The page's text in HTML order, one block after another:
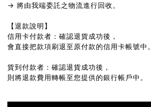
→ 將由我端委託之物流進行回收。
【退款說明】
信用卡付款者：確認退貨成功後，
會直接把款項刷退至原付款的信用卡帳號中。
貨到付款者：確認退貨成功後，
則將退款費用轉帳至您提供的銀行帳戶中。